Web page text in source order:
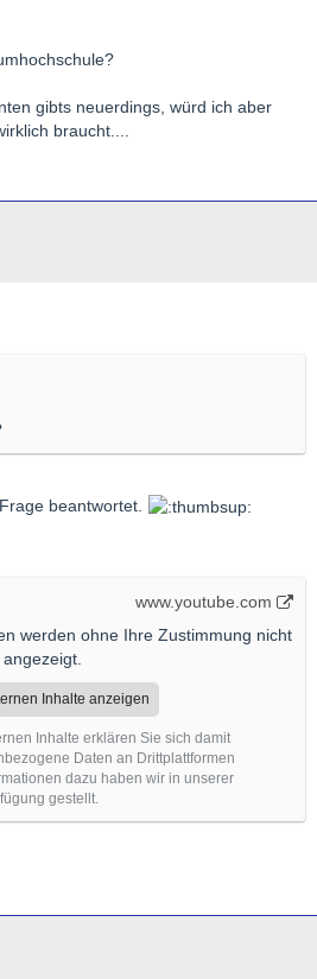
gibts neuerdings, würd ich aber
braucht....
beantwortet.
www.youtube.com
werden ohne Ihre Zustimmung nicht
Inhalte anzeigen
Inhalte erklären Sie sich damit
Daten an Drittplattformen
dazu haben wir in unserer
gestellt.